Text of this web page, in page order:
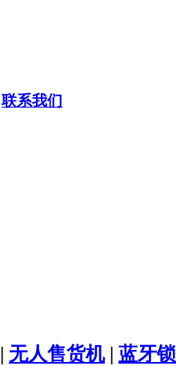
联系我们
| 无人售货机| 蓝牙锁